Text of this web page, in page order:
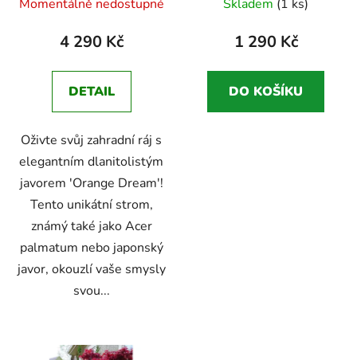
hodnocení
produktu
4,8
z
hvězdiček.
Momentálně nedostupné
4 290 Kč
DETAIL
Oživte svůj zahradní ráj s
elegantním dlanitolistým
javorem 'Orange Dream'!
Tento unikátní strom,
známý také jako Acer
palmatum nebo japonský
javor, okouzlí vaše smysly
svou...
hodnocení
produktu
5,0
z
Skladem (1 ks)
1 290 Kč
DO KOŠÍKU